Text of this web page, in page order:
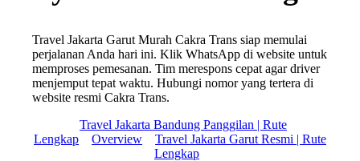
Travel Jakarta Garut Murah Cakra Trans siap memulai
perjalanan Anda hari ini. Klik WhatsApp di website untuk
memproses pemesanan. Tim merespons cepat agar driver
menjemput tepat waktu. Hubungi nomor yang tertera di
website resmi Cakra Trans.
Travel Jakarta Bandung Panggilan | Rute
Lengkap
Overview
Travel Jakarta Garut Resmi | Rute
Lengkap